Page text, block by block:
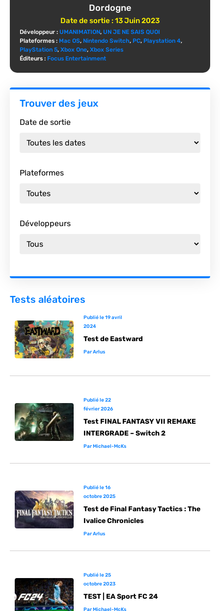
Dordogne
Date de sortie :13 Juin 2023
Développeur : UMANIMATION, UN JE NE SAIS QUOI
Plateformes : Mac OS, Nintendo Switch, PC, Playstation 4,
PlayStation 5, Xbox One, Xbox Series
Éditeurs : Focus Entertainment
Trouver des jeux
Date de sortie
Plateformes
Développeurs
Tests aléatoires
Publié le19 avril
2024
Test de Eastward
ParArlus
Publié le22
février 2026
Test FINAL FANTASY VII REMAKE
INTERGRADE – Switch 2
ParMichael-McKs
Publié le16
octobre 2025
Test de Final Fantasy Tactics : The
Ivalice Chronicles
ParArlus
Publié le25
octobre 2023
TEST | EA Sport FC 24
ParMichael-McKs